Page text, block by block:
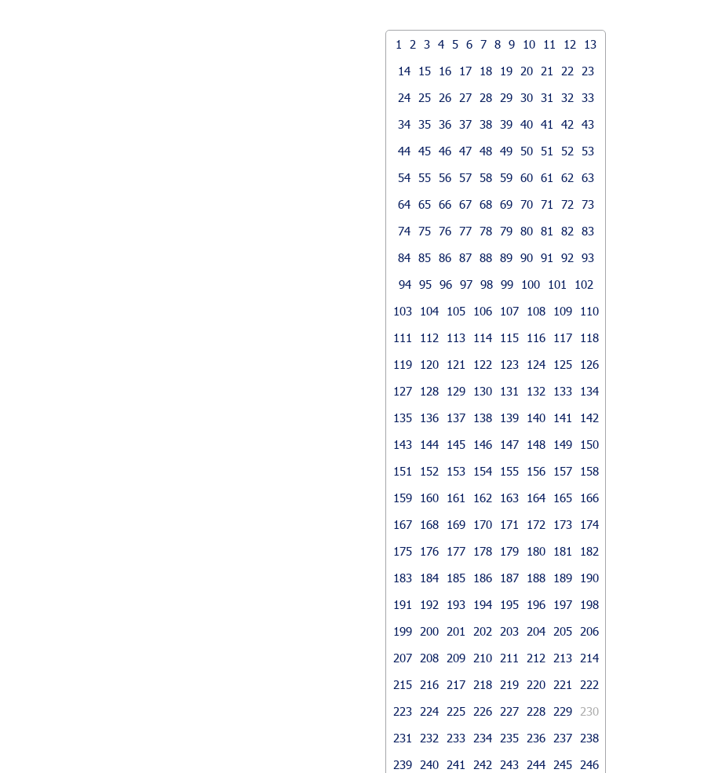
1 2 3 4 5 6 7 8 9 10 11 12
13
14
15 16 17 18 19 20 21 22
23
24
25 26 27 28 29 30 31 32
33
34 35 36 37 38 39 40 41 42
43
44 45 46 47 48 49 50 51 52
53
54 55 56 57 58 59 60 61 62
63
64 65 66 67 68 69 70 71 72
73
74 75 76 77 78 79 80 81 82
83
84 85 86 87 88 89 90 91 92
93
94 95 96 97 98 99 100 101
102
103
104 105 106 107 108 109
110
111
112 113 114 115 116 117
118
119
120 121 122 123 124 125
126
127
128 129 130 131 132 133
134
135
136 137 138 139 140 141
142
143
144 145 146 147 148 149
150
151
152 153 154 155 156 157
158
159
160 161 162 163 164 165
166
167
168 169 170 171 172 173
174
175
176 177 178 179 180 181
182
183
184 185 186 187 188 189
190
191
192 193 194 195 196 197
198
199
200 201 202 203 204 205
206
207
208 209 210 211 212 213
214
215
216 217 218 219 220 221
222
223
224 225 226 227 228 229
230
231
232 233 234 235 236 237
238
239
240 241 242 243 244 245 246